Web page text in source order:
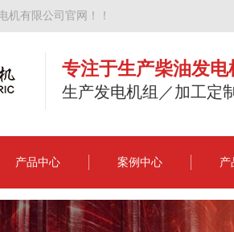
机有限公司官网！！
专注于生产柴油发电
生产发电机组／加工定
产品中心 案例中心 产